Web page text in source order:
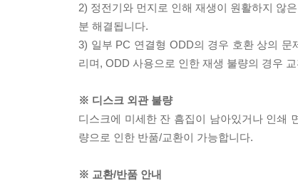
2) 정전기와 먼지로 인해 재생이 원활하지 않
분 해결됩니다.
3) 일부 PC 연결형 ODD의 경우 호환 상의 문
리며, ODD 사용으로 인한 재생 불량의 경우
※ 디스크 외관 불량
디스크에 미세한 잔 흠집이 남아있거나 인쇄
량으로 인한 반품/교환이 가능합니다.
※ 교환/반품 안내